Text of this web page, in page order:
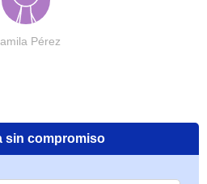
Pérez
sin compromiso